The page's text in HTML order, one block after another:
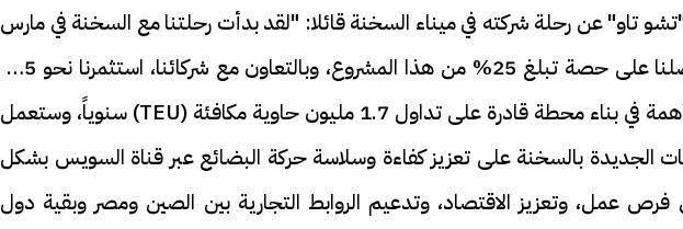
تاو" عن رحلة شركته في ميناء السخنة قائلا: "لقد بدأت رحلتنا مع السخنة في مارس
من عام 2023، عندما حصلنا على حصة تبلغ 25% من هذا المشروع، وبالتعاون مع شركائنا، استثمرنا نحو 375
مليون دولار أمريكي؛للمساهمة في بناء محطة قادرة على تداول 1.7 مليون حاوية مكافئة (TEU) سنوياً، وستعمل
الجديدة بالسخنة على تعزيز كفاءة وسلاسة حركة البضائع عبر قناة السويس بشكل
عمل، وتعزيز الاقتصاد، وتدعيم الروابط التجارية بين الصين ومصر وبقية دول